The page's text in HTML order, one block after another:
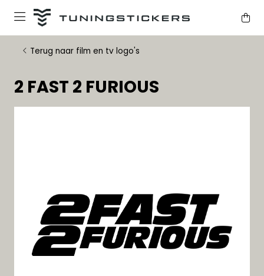
Terug naar film en tv logo's
2 FAST 2 FURIOUS